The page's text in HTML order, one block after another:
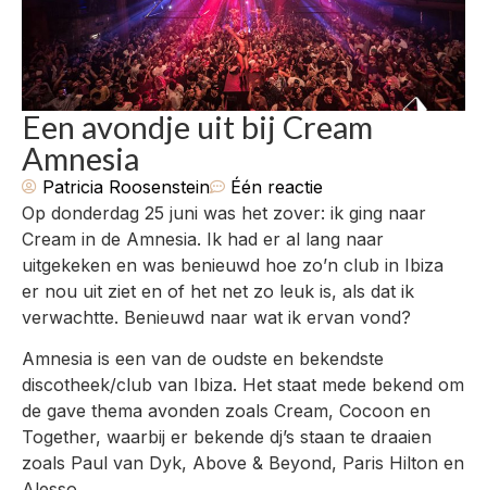
Een avondje uit bij Cream
Amnesia
Patricia Roosenstein
Één reactie
Op donderdag 25 juni was het zover: ik ging naar
Cream in de Amnesia. Ik had er al lang naar
uitgekeken en was benieuwd hoe zo’n club in Ibiza
er nou uit ziet en of het net zo leuk is, als dat ik
verwachtte. Benieuwd naar wat ik ervan vond?
Amnesia is een van de oudste en bekendste
discotheek/club van Ibiza. Het staat mede bekend om
de gave thema avonden zoals Cream, Cocoon en
Together, waarbij er bekende dj’s staan te draaien
zoals Paul van Dyk, Above & Beyond, Paris Hilton en